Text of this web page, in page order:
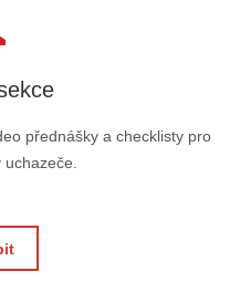
přednášky a checklisty pro